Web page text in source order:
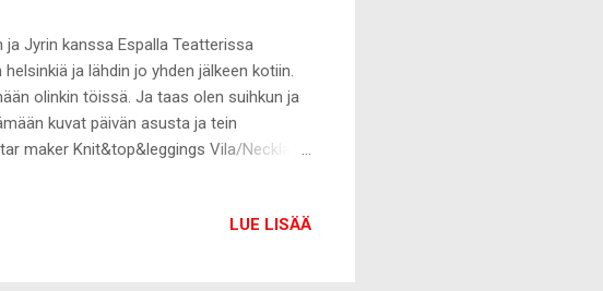
Jyrin kanssa Espalla Teatterissa
ja lähdin jo yhden jälkeen kotiin.
olinkin töissä. Ja taas olen suihkun ja
kuvat päivän asusta ja tein
maker Knit&top&leggings Vila/Necklace
LUE LISÄÄ